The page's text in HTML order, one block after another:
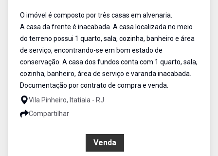
O imóvel é composto por três casas em alvenaria.
A casa da frente é inacabada. A casa localizada no meio
do terreno possui 1 quarto, sala, cozinha, banheiro e área
de serviço, encontrando-se em bom estado de
conservação. A casa dos fundos conta com 1 quarto, sala,
cozinha, banheiro, área de serviço e varanda inacabada.
Documentação por contrato de compra e venda.
Vila Pinheiro, Itatiaia - RJ
Compartilhar
Venda